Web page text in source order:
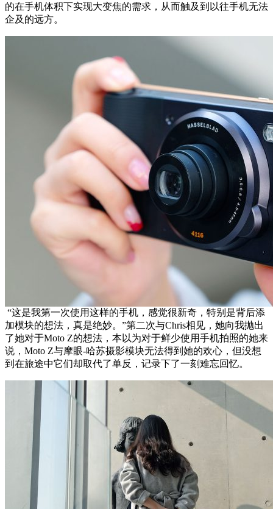
的在手机体积下实现大变焦的需求，从而触及到以往手机无法
企及的远方。
“这是我第一次使用这样的手机，感觉很新奇，特别是背后添
加模块的想法，真是绝妙。”第二次与Chris相见，她向我抛出
了她对于Moto Z的想法，本以为对于鲜少使用手机拍照的她来
说，Moto Z与摩眼-哈苏摄影模块无法得到她的欢心，但没想
到在旅途中它们却取代了单反，记录下了一刻难忘回忆。